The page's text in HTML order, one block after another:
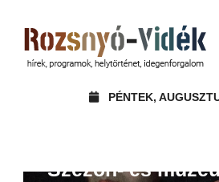
PÉNTEK,
Szezon- és